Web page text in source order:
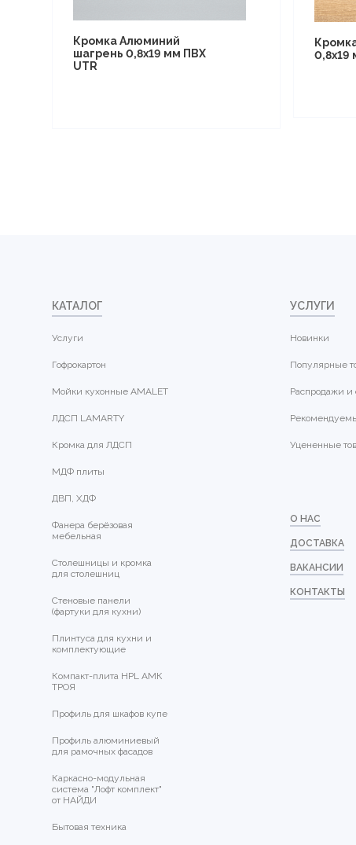
Кромка Алюминий
шагрень 0,8х19 мм ПВХ
UTR
0,8х19
КАТАЛОГ
Услуги
Гофрокартон
Мойки кухонные AMALET
ЛДСП LAMARTY
Кромка для ЛДСП
МДФ плиты
ДВП, ХДФ
Фанера берёзовая
мебельная
Столешницы и кромка
для столешниц
Стеновые панели
(фартуки для кухни)
Плинтуса для кухни и
комплектующие
Компакт-плита HPL АМК
ТРОЯ
Профиль для шкафов купе
Профиль алюминиевый
для рамочных фасадов
Каркасно-модульная
система "Лофт комплект"
от НАЙДИ
Бытовая техника
УСЛУГИ
Новинки
Популярные
Распродажи и
Уцененные
О НАС
ДОСТАВКА
ВАКАНСИИ
КОНТАКТЫ